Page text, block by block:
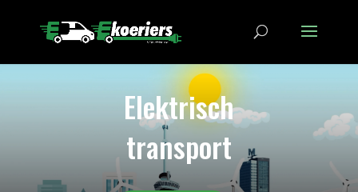
Elektrisch
transport